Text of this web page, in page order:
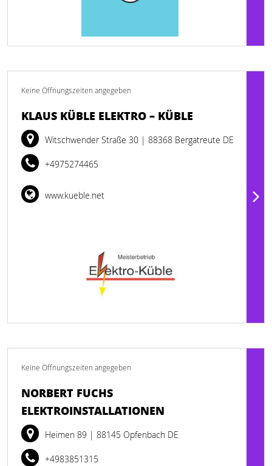
Keine Öffnungszeiten angegeben
KLAUS KÜBLE ELEKTRO – KÜBLE
Witschwender Straße 30 | 88368 Bergatreute DE
+4975274465
www.kueble.net
Keine Öffnungszeiten angegeben
NORBERT FUCHS
ELEKTROINSTALLATIONEN
Heimen 89 | 88145 Opfenbach DE
+4983851315